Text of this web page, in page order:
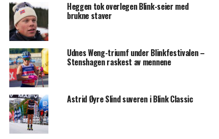
Heggen tok overlegen Blink-seier med
brukne staver
Udnes Weng-triumf under Blinkfestivalen –
Stenshagen raskest av mennene
Astrid Øyre Slind suveren i Blink Classic